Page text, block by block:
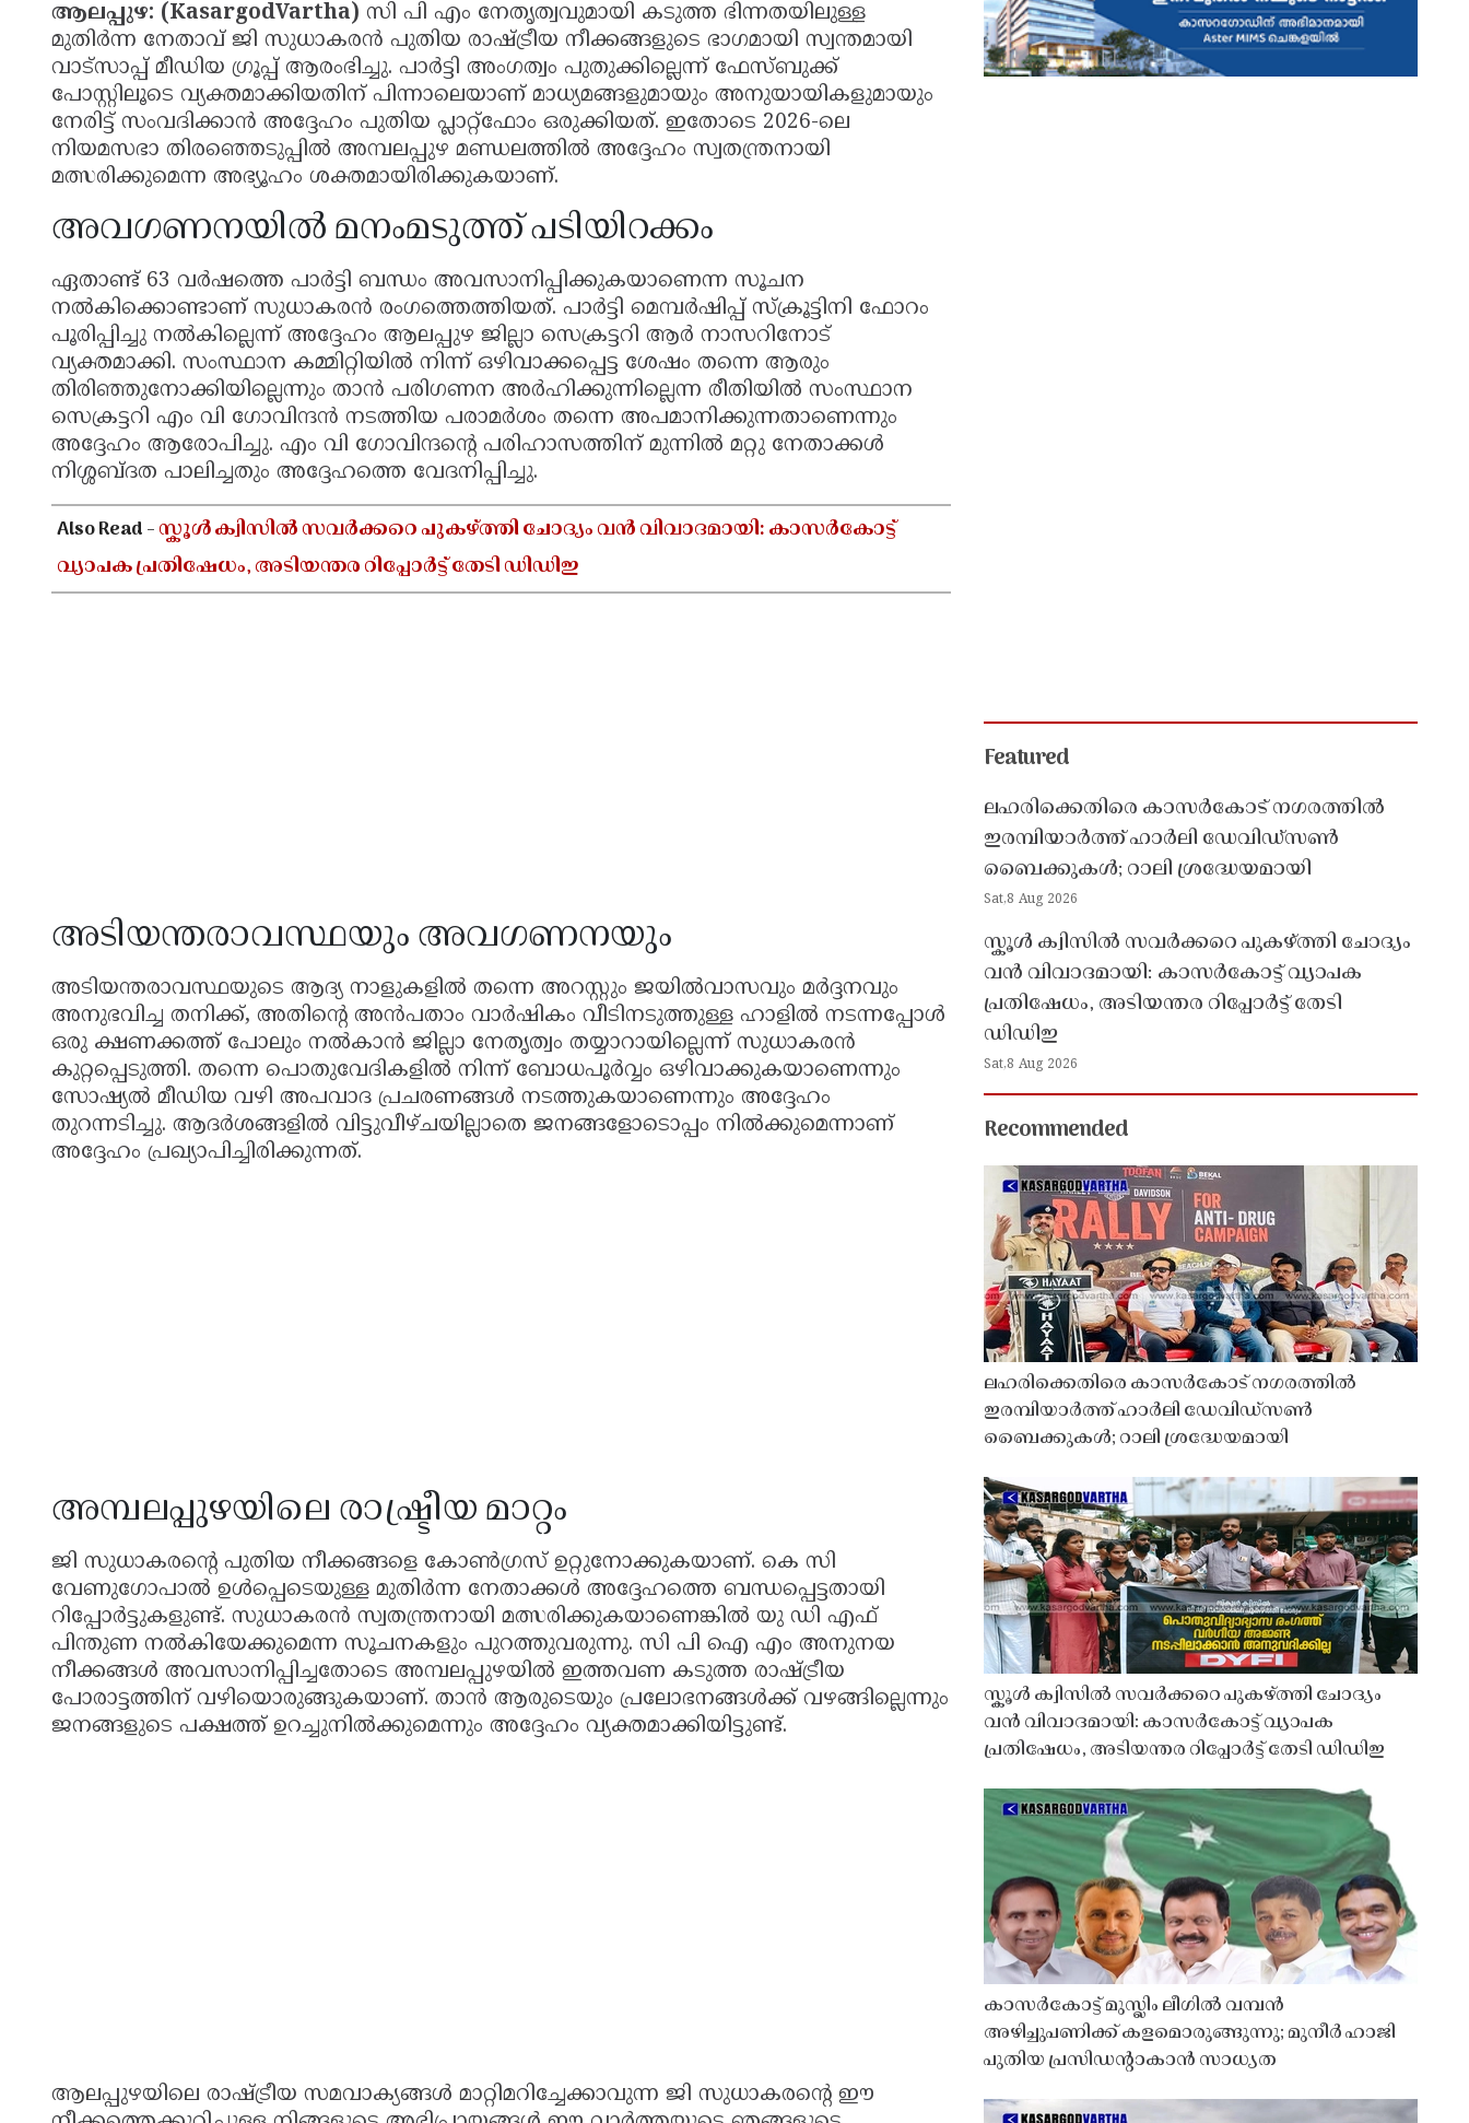
ആലപ്പുഴ: (KasargodVartha) സി പി എം നേതൃത്വവുമായി കടുത്ത ഭിന്നതയിലുള്ള
മുതിർന്ന നേതാവ് ജി സുധാകരൻ പുതിയ രാഷ്ട്രീയ നീക്കങ്ങളുടെ ഭാഗമായി സ്വന്തമായി
വാട്സാപ്പ് മീഡിയ ഗ്രൂപ്പ് ആരംഭിച്ചു. പാർട്ടി അംഗത്വം പുതുക്കില്ലെന്ന് ഫേസ്ബുക്ക്
പോസ്റ്റിലൂടെ വ്യക്തമാക്കിയതിന് പിന്നാലെയാണ് മാധ്യമങ്ങളുമായും അനുയായികളുമായും
നേരിട്ട് സംവദിക്കാൻ അദ്ദേഹം പുതിയ പ്ലാറ്റ്‌ഫോം ഒരുക്കിയത്. ഇതോടെ 2026-ലെ
നിയമസഭാ തിരഞ്ഞെടുപ്പിൽ അമ്പലപ്പുഴ മണ്ഡലത്തിൽ അദ്ദേഹം സ്വതന്ത്രനായി
മത്സരിക്കുമെന്ന അഭ്യൂഹം ശക്തമായിരിക്കുകയാണ്.
അവഗണനയിൽ മനംമടുത്ത് പടിയിറക്കം
ഏതാണ്ട് 63 വർഷത്തെ പാർട്ടി ബന്ധം അവസാനിപ്പിക്കുകയാണെന്ന സൂചന
നൽകിക്കൊണ്ടാണ് സുധാകരൻ രംഗത്തെത്തിയത്. പാർട്ടി മെമ്പർഷിപ്പ് സ്ക്രൂട്ടിനി ഫോറം
പൂരിപ്പിച്ചു നൽകില്ലെന്ന് അദ്ദേഹം ആലപ്പുഴ ജില്ലാ സെക്രട്ടറി ആർ നാസറിനോട്
വ്യക്തമാക്കി. സംസ്ഥാന കമ്മിറ്റിയിൽ നിന്ന് ഒഴിവാക്കപ്പെട്ട ശേഷം തന്നെ ആരും
തിരിഞ്ഞുനോക്കിയില്ലെന്നും താൻ പരിഗണന അർഹിക്കുന്നില്ലെന്ന രീതിയിൽ സംസ്ഥാന
സെക്രട്ടറി എം വി ഗോവിന്ദൻ നടത്തിയ പരാമർശം തന്നെ അപമാനിക്കുന്നതാണെന്നും
അദ്ദേഹം ആരോപിച്ചു. എം വി ഗോവിന്ദന്റെ പരിഹാസത്തിന് മുന്നിൽ മറ്റു നേതാക്കൾ
നിശ്ശബ്ദത പാലിച്ചതും അദ്ദേഹത്തെ വേദനിപ്പിച്ചു.
Also Read -സ്കൂൾ ക്വിസിൽ സവർക്കറെ പുകഴ്ത്തി ചോദ്യം വൻ വിവാദമായി: കാസർകോട്ട്
വ്യാപക പ്രതിഷേധം, അടിയന്തര റിപ്പോർട്ട് തേടി ഡിഡിഇ
അടിയന്തരാവസ്ഥയും അവഗണനയും
അടിയന്തരാവസ്ഥയുടെ ആദ്യ നാളുകളിൽ തന്നെ അറസ്റ്റും ജയിൽവാസവും മർദ്ദനവും
അനുഭവിച്ച തനിക്ക്, അതിന്റെ അൻപതാം വാർഷികം വീടിനടുത്തുള്ള ഹാളിൽ നടന്നപ്പോൾ
ഒരു ക്ഷണക്കത്ത് പോലും നൽകാൻ ജില്ലാ നേതൃത്വം തയ്യാറായില്ലെന്ന് സുധാകരൻ
കുറ്റപ്പെടുത്തി. തന്നെ പൊതുവേദികളിൽ നിന്ന് ബോധപൂർവ്വം ഒഴിവാക്കുകയാണെന്നും
സോഷ്യൽ മീഡിയ വഴി അപവാദ പ്രചരണങ്ങൾ നടത്തുകയാണെന്നും അദ്ദേഹം
തുറന്നടിച്ചു. ആദർശങ്ങളിൽ വിട്ടുവീഴ്ചയില്ലാതെ ജനങ്ങളോടൊപ്പം നിൽക്കുമെന്നാണ്
അദ്ദേഹം പ്രഖ്യാപിച്ചിരിക്കുന്നത്.
അമ്പലപ്പുഴയിലെ രാഷ്ട്രീയ മാറ്റം
ജി സുധാകരന്റെ പുതിയ നീക്കങ്ങളെ കോൺഗ്രസ് ഉറ്റുനോക്കുകയാണ്. കെ സി
വേണുഗോപാൽ ഉൾപ്പെടെയുള്ള മുതിർന്ന നേതാക്കൾ അദ്ദേഹത്തെ ബന്ധപ്പെട്ടതായി
റിപ്പോർട്ടുകളുണ്ട്. സുധാകരൻ സ്വതന്ത്രനായി മത്സരിക്കുകയാണെങ്കിൽ യു ഡി എഫ്
പിന്തുണ നൽകിയേക്കുമെന്ന സൂചനകളും പുറത്തുവരുന്നു. സി പി ഐ എം അനുനയ
നീക്കങ്ങൾ അവസാനിപ്പിച്ചതോടെ അമ്പലപ്പുഴയിൽ ഇത്തവണ കടുത്ത രാഷ്ട്രീയ
പോരാട്ടത്തിന് വഴിയൊരുങ്ങുകയാണ്. താൻ ആരുടെയും പ്രലോഭനങ്ങൾക്ക് വഴങ്ങില്ലെന്നും
ജനങ്ങളുടെ പക്ഷത്ത് ഉറച്ചുനിൽക്കുമെന്നും അദ്ദേഹം വ്യക്തമാക്കിയിട്ടുണ്ട്.
ആലപ്പുഴയിലെ രാഷ്ട്രീയ സമവാക്യങ്ങൾ മാറ്റിമറിച്ചേക്കാവുന്ന ജി സുധാകരന്റെ ഈ
Featured
ലഹരിക്കെതിരെ കാസർകോട് നഗരത്തിൽ
ഇരമ്പിയാർത്ത് ഹാർലി ഡേവിഡ്‌സൺ
ബൈക്കുകൾ; റാലി ശ്രദ്ധേയമായി
Sat,8 Aug 2026
സ്കൂൾ ക്വിസിൽ സവർക്കറെ പുകഴ്ത്തി ചോദ്യം
വൻ വിവാദമായി: കാസർകോട്ട് വ്യാപക
പ്രതിഷേധം, അടിയന്തര റിപ്പോർട്ട് തേടി
ഡിഡിഇ
Sat,8 Aug 2026
Recommended
ലഹരിക്കെതിരെ കാസർകോട് നഗരത്തിൽ
ഇരമ്പിയാർത്ത് ഹാർലി ഡേവിഡ്‌സൺ
ബൈക്കുകൾ; റാലി ശ്രദ്ധേയമായി
സ്കൂൾ ക്വിസിൽ സവർക്കറെ പുകഴ്ത്തി ചോദ്യം
വൻ വിവാദമായി: കാസർകോട്ട് വ്യാപക
പ്രതിഷേധം, അടിയന്തര റിപ്പോർട്ട് തേടി ഡിഡിഇ
കാസർകോട്ട് മുസ്ലിം ലീഗിൽ വമ്പൻ
അഴിച്ചുപണിക്ക് കളമൊരുങ്ങുന്നു; മുനീർ ഹാജി
പുതിയ പ്രസിഡൻ്റാകാൻ സാധ്യത